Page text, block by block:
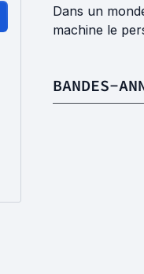
Dans un
machine le
BANDES-